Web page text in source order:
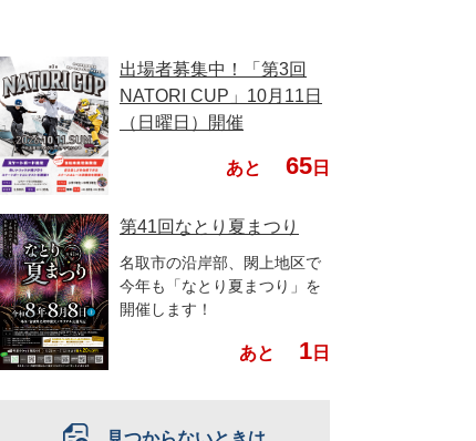
出場者募集中！「第3回
NATORI CUP」10月11日
（日曜日）開催
あと 65 日
第41回なとり夏まつり
名取市の沿岸部、閖上地区で
今年も「なとり夏まつり」を
開催します！
あと 1 日